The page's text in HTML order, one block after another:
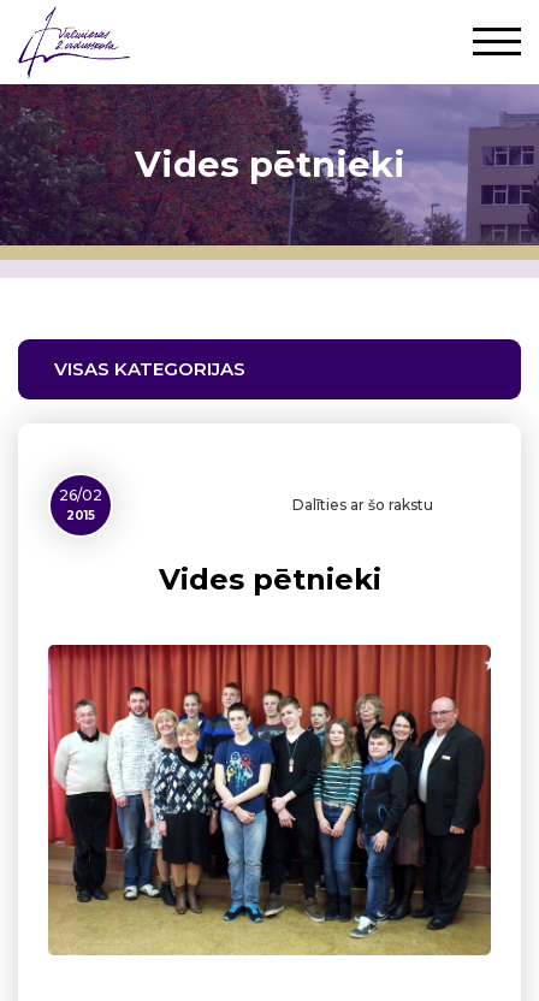
Vides pētnieki
VISAS KATEGORIJAS
26/02
2015
Dalīties ar šo rakstu
Vides pētnieki